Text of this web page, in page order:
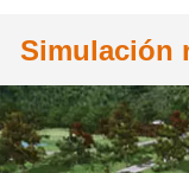
Simulación